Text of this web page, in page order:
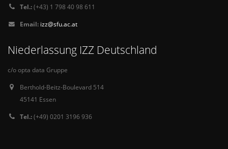
Tel.:(+43) 1 798 40 98 611
Email: izz@sfu.ac.at
Niederlassung IZZ Deutschland
c/o opta data Gruppe
Berthold-Beitz-Boulevard 514
45141 Essen
Tel.:(+49) 0201 3196 936